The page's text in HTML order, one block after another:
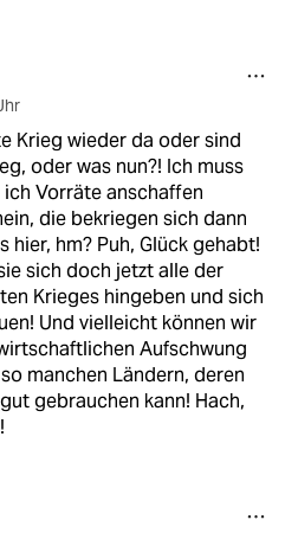
Krieg wieder da oder sind
oder was nun?! Ich muss
Vorräte anschaffen
die bekriegen sich dann
hier, hm? Puh, Glück gehabt!
sich doch jetzt alle der
Krieges hingeben und sich
Und vielleicht können wir
Aufschwung
manchen Ländern, deren
gebrauchen kann! Hach,